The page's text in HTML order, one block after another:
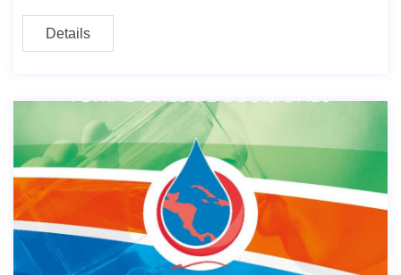
Details